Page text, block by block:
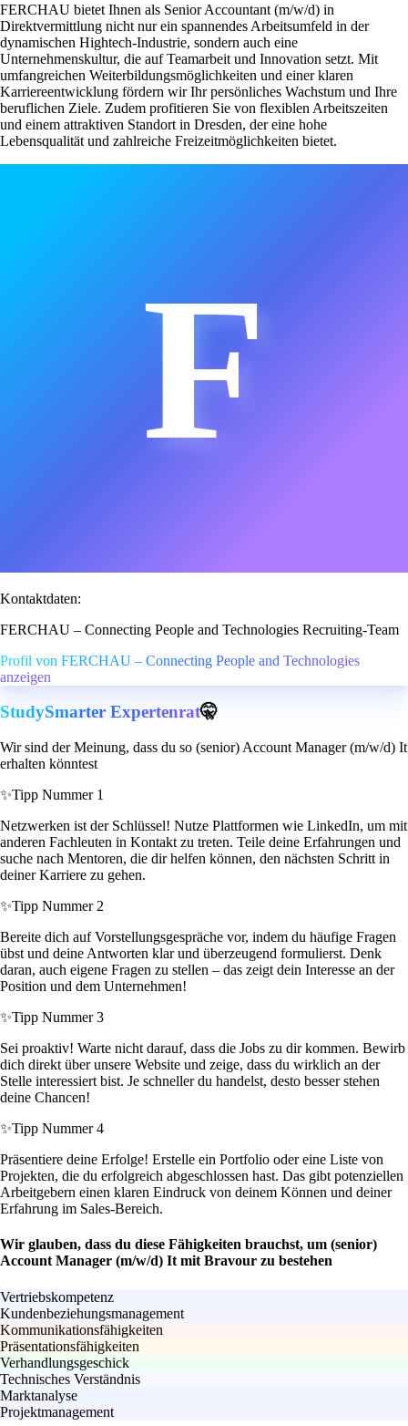
FERCHAU bietet Ihnen als Senior Accountant (m/w/d) in
Direktvermittlung nicht nur ein spannendes Arbeitsumfeld in der
dynamischen Hightech-Industrie, sondern auch eine
Unternehmenskultur, die auf Teamarbeit und Innovation setzt. Mit
umfangreichen Weiterbildungsmöglichkeiten und einer klaren
Karriereentwicklung fördern wir Ihr persönliches Wachstum und Ihre
beruflichen Ziele. Zudem profitieren Sie von flexiblen Arbeitszeiten
und einem attraktiven Standort in Dresden, der eine hohe
Lebensqualität und zahlreiche Freizeitmöglichkeiten bietet.
F
Kontaktdaten:
FERCHAU – Connecting People and Technologies Recruiting-Team
Profil von FERCHAU – Connecting People and Technologies
anzeigen
StudySmarter Expertenrat🤫
Wir sind der Meinung, dass du so (senior) Account Manager (m/w/d) It
erhalten könntest
✨Tipp Nummer 1
Netzwerken ist der Schlüssel! Nutze Plattformen wie LinkedIn, um mit
anderen Fachleuten in Kontakt zu treten. Teile deine Erfahrungen und
suche nach Mentoren, die dir helfen können, den nächsten Schritt in
deiner Karriere zu gehen.
✨Tipp Nummer 2
Bereite dich auf Vorstellungsgespräche vor, indem du häufige Fragen
übst und deine Antworten klar und überzeugend formulierst. Denk
daran, auch eigene Fragen zu stellen – das zeigt dein Interesse an der
Position und dem Unternehmen!
✨Tipp Nummer 3
Sei proaktiv! Warte nicht darauf, dass die Jobs zu dir kommen. Bewirb
dich direkt über unsere Website und zeige, dass du wirklich an der
Stelle interessiert bist. Je schneller du handelst, desto besser stehen
deine Chancen!
✨Tipp Nummer 4
Präsentiere deine Erfolge! Erstelle ein Portfolio oder eine Liste von
Projekten, die du erfolgreich abgeschlossen hast. Das gibt potenziellen
Arbeitgebern einen klaren Eindruck von deinem Können und deiner
Erfahrung im Sales-Bereich.
Wir glauben, dass du diese Fähigkeiten brauchst, um (senior)
Account Manager (m/w/d) It mit Bravour zu bestehen
Vertriebskompetenz
Kundenbeziehungsmanagement
Kommunikationsfähigkeiten
Präsentationsfähigkeiten
Verhandlungsgeschick
Technisches Verständnis
Marktanalyse
Projektmanagement